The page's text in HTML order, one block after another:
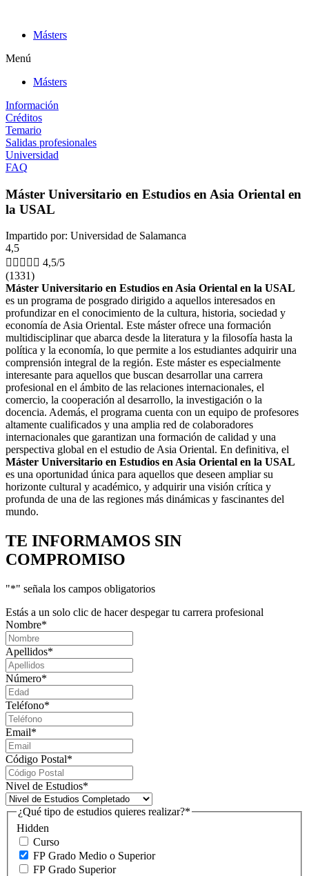
contenidoMásters
Menú
Másters
Información
Créditos
Temario
Salidas profesionales
Universidad
FAQ
Máster Universitario en Estudios en Asia Oriental en
la USAL
Impartido por: Universidad de Salamanca
4,5
     4,5/5
(1331)
Máster Universitario en Estudios en Asia Oriental en la USAL
es un programa de posgrado dirigido a aquellos interesados en
profundizar en el conocimiento de la cultura, historia, sociedad y
economía de Asia Oriental. Este máster ofrece una formación
multidisciplinar que abarca desde la literatura y la filosofía hasta la
política y la economía, lo que permite a los estudiantes adquirir una
comprensión integral de la región. Este máster es especialmente
interesante para aquellos que buscan desarrollar una carrera
profesional en el ámbito de las relaciones internacionales, el
comercio, la cooperación al desarrollo, la investigación o la
docencia. Además, el programa cuenta con un equipo de profesores
altamente cualificados y una amplia red de colaboradores
internacionales que garantizan una formación de calidad y una
perspectiva global en el estudio de Asia Oriental. En definitiva, el
Máster Universitario en Estudios en Asia Oriental en la USAL
es una oportunidad única para aquellos que deseen ampliar su
horizonte cultural y académico, y adquirir una visión crítica y
profunda de una de las regiones más dinámicas y fascinantes del
mundo.
TE INFORMAMOS SIN
COMPROMISO
"*" señala los campos obligatorios
Estás a un solo clic de hacer despegar tu carrera profesional
Nombre*
Apellidos*
Número*
Teléfono*
Email*
Código Postal*
Nivel de Estudios*
Hidden
¿Qué tipo de estudios quieres realizar?*
Curso
FP Grado Medio o Superior
FP Grado Superior